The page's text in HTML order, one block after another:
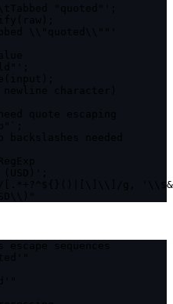
[.*+?^${}()|[\]\\]/g,